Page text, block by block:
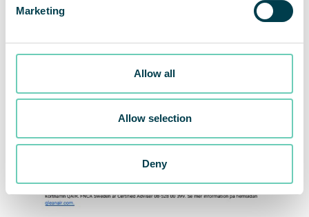
Marketing
Allow all
Allow selection
Deny